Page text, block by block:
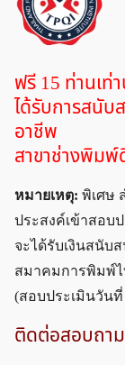
ฟรี 15 ท่านเท่
ได้รับการสนับ
อาชีพ
สาขาช่างพิม
หมายเหตุ: พิเศษ
ประสงค์เข้าสอบ
จะได้รับเงินสนับ
สมาคมการพิมพ์
(สอบประเมินวันที่
ติดต่อสอบถาม